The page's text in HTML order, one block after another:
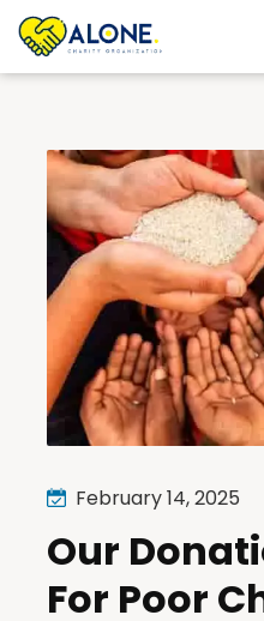
February 14, 2025
Our
For Poor